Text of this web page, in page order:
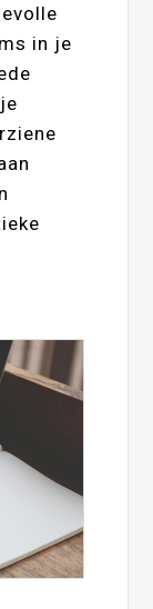
in je